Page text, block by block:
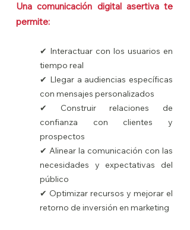
Una comunicación digital asertiva te
permite:
✔ Interactuar con los usuarios en
tiempo real
✔ Llegar a audiencias específicas
con mensajes personalizados
✔ Construir relaciones de
confianza con clientes y
prospectos
✔ Alinear la comunicación con las
necesidades y expectativas del
público
✔ Optimizar recursos y mejorar el
retorno de inversión en marketing